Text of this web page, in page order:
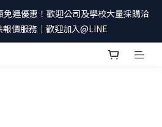
運優惠！歡迎公司及學校大量採購洽
價服務｜歡迎加入@LINE